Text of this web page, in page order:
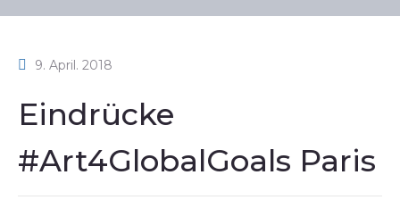
9. April. 2018
Eindrücke
#Art4GlobalGoals Paris